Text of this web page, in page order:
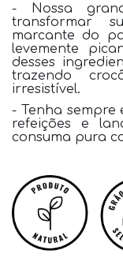
- Nossa
transformar
marcante do
levemente
desses
trazendo
irresistível.
- Tenha sempre
refeições e
consuma pura